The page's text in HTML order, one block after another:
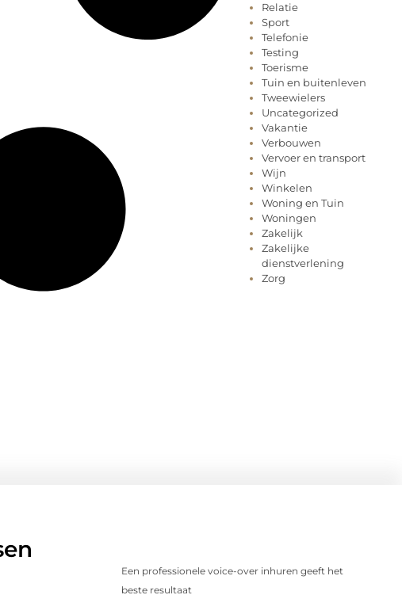
Relatie
Sport
Telefonie
Testing
Toerisme
Tuin en buitenleven
Tweewielers
Uncategorized
Vakantie
Verbouwen
Vervoer en transport
Wijn
Winkelen
Woning en Tuin
Woningen
Zakelijk
Zakelijke
dienstverlening
Zorg
Een professionele voice-over inhuren geeft het
beste resultaat